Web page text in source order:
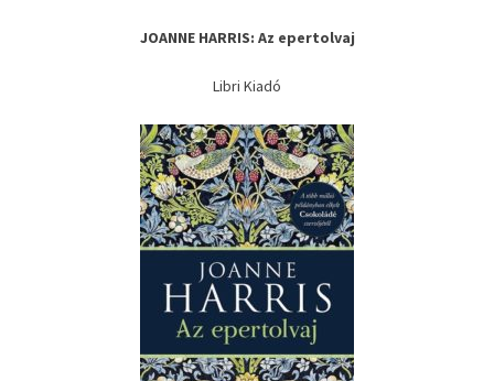
JOANNE HARRIS: Az epertolvaj
Libri Kiadó